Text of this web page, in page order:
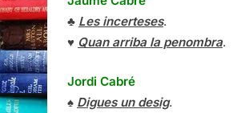
♣ Les incerteses.
♥ Quan arriba la penombra.
Jordi Cabré
♠ Digues un desig.